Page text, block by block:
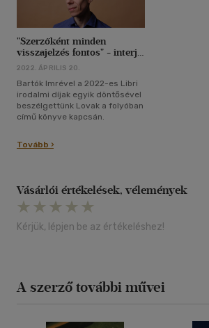
"Szerzőként minden
visszajelzés fontos" - interjú
Bartók Imrével
2022. ÁPRILIS 20.
Bartók Imrével a 2022-es Libri
irodalmi díjak egyik döntősével
beszélgettünk Lovak a folyóban
című könyve kapcsán.
Tovább ›
Vásárlói értékelések, vélemények
Kérjük, lépjen be az értékeléshez!
A szerző további művei